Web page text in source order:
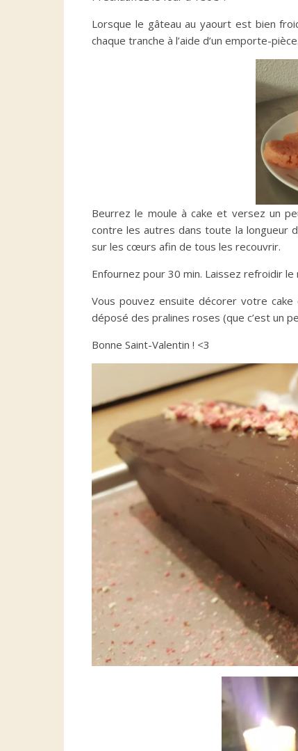
Lorsque le gâteau au yaourt est bien
chaque tranche à l’aide d’un emporte-pièce.
Beurrez le moule à cake et versez un
contre les autres dans toute la longueur
sur les cœurs afin de tous les recouvrir.
Enfournez pour 30 min. Laissez refroidir
Vous pouvez ensuite décorer votre
déposé des pralines roses (que c’est un
Bonne Saint-Valentin ! <3